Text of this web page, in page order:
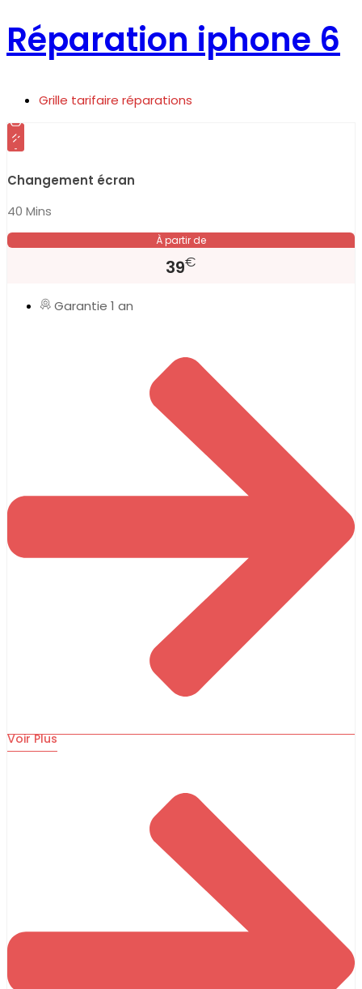
Réparation iphone 6
Grille tarifaire réparations
Changement écran
40 Mins
À partir de
39€
Garantie 1 an
Voir Plus